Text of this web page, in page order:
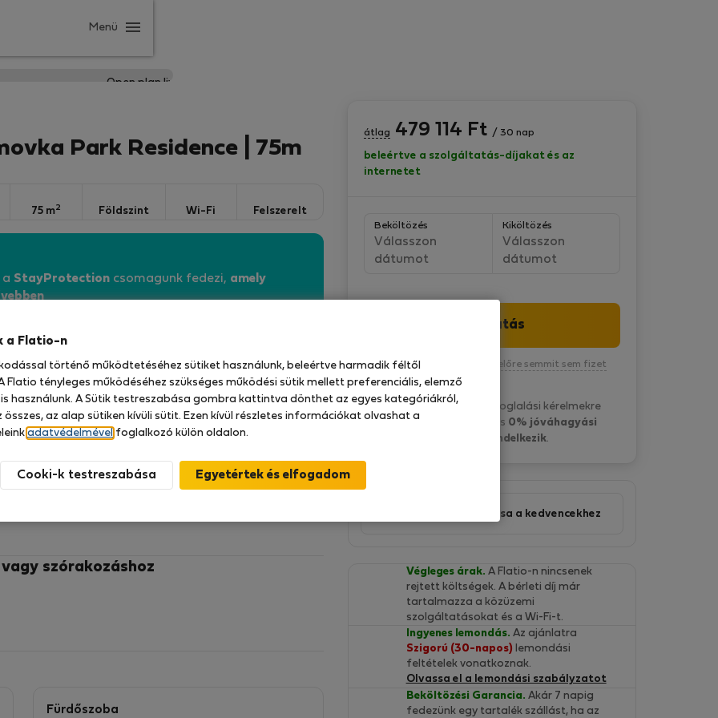
Menü
Park Residence | 75m
75 m2 Földszint Wi-Fi Felszerelt
a StayProtection csomagunk fedezi, amely
mellett, Prága legnagyobb és legszebb
külföldön élő expatok vagy bárki számára,
szórakozáshoz
Fürdőszoba
átlag 479 114 Ft / 30 nap
beleértve a szolgáltatás-díjakat és az
internetet
Beköltözés
Válasszon
dátumot
Kiköltözés
Válasszon
dátumot
Folytatás
Kötelezettség nélkül, egyelőre semmit sem fizet
Marek P. általában a foglalási kérelmekre
1 nap belül válaszol
és 0% jóváhagyási
aránnyal rendelkezik.
Ajánlat hozzáadása a kedvencekhez
Végleges árak. A Flatio-n nincsenek
rejtett költségek. A bérleti díj már
tartalmazza a közüzemi
szolgáltatásokat és a Wi-Fi-t.
Ingyenes lemondás. Az ajánlatra
Szigorú (30-napos) lemondási
feltételek vonatkoznak.
Olvassa el a lemondási szabályzatot
Beköltözési Garancia. Akár 7 napig
fedezünk egy tartalék szállást, ha az
a Flatio-n
történő működtetéséhez sütiket használunk, beleértve harmadik féltől
Flatio tényleges működéséhez szükséges működési sütik mellett preferenciális, elemző
használunk. A Sütik testreszabása gombra kattintva dönthet az egyes kategóriákról,
az alap sütiken kívüli sütit. Ezen kívül részletes információkat olvashat a
adatvédelmével foglalkozó külön oldalon.
Cooki-k testreszabása